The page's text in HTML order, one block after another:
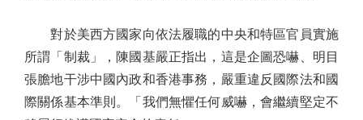
對於美西方國家向依法履職的中央和特區官員實施
所謂「制裁」，陳國基嚴正指出，這是企圖恐嚇、明目
張膽地干涉中國內政和香港事務，嚴重違反國際法和國
際關係基本準則。「我們無懼任何威嚇，會繼續堅定不